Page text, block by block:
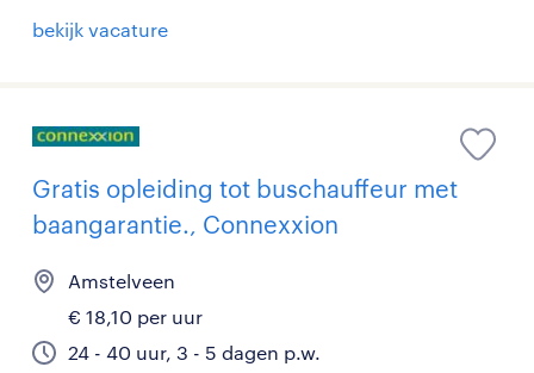
bekijk vacature
Gratis opleiding tot buschauffeur met
baangarantie., Connexxion
Amstelveen
€ 18,10 per uur
24 - 40 uur, 3 - 5 dagen p.w.